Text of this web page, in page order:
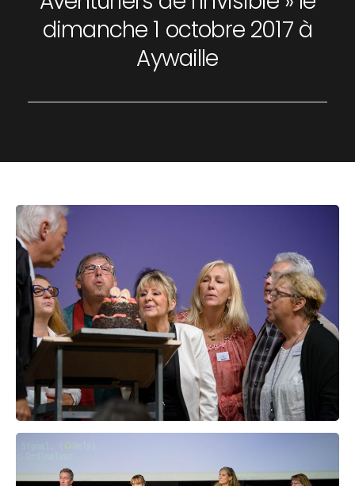
dimanche 1 octobre 2017 à
Aywaille